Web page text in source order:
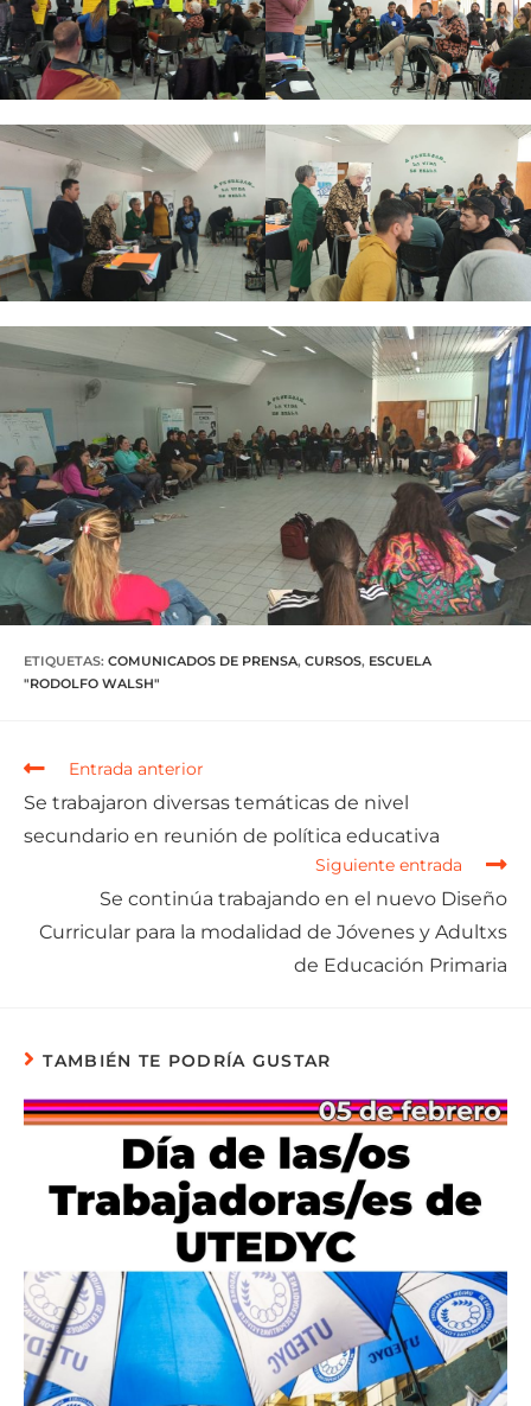
ETIQUETAS: COMUNICADOS DE PRENSA, CURSOS, ESCUELA
"RODOLFO WALSH"
Entrada anterior
Se trabajaron diversas temáticas de nivel
secundario en reunión de política educativa
Siguiente entrada
Se continúa trabajando en el nuevo Diseño
Curricular para la modalidad de Jóvenes y Adultxs
de Educación Primaria
TAMBIÉN TE PODRÍA GUSTAR